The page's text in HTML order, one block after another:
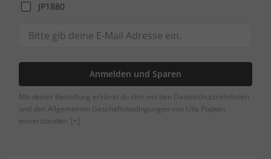
JP1880
Anmelden und Sparen
Mit deiner Bestellung erklärst du dich mit den Datenschutzrichtlinien
und den Allgemeinen Geschäftsbedingungen von Ulla Popken
einverstanden. [+]